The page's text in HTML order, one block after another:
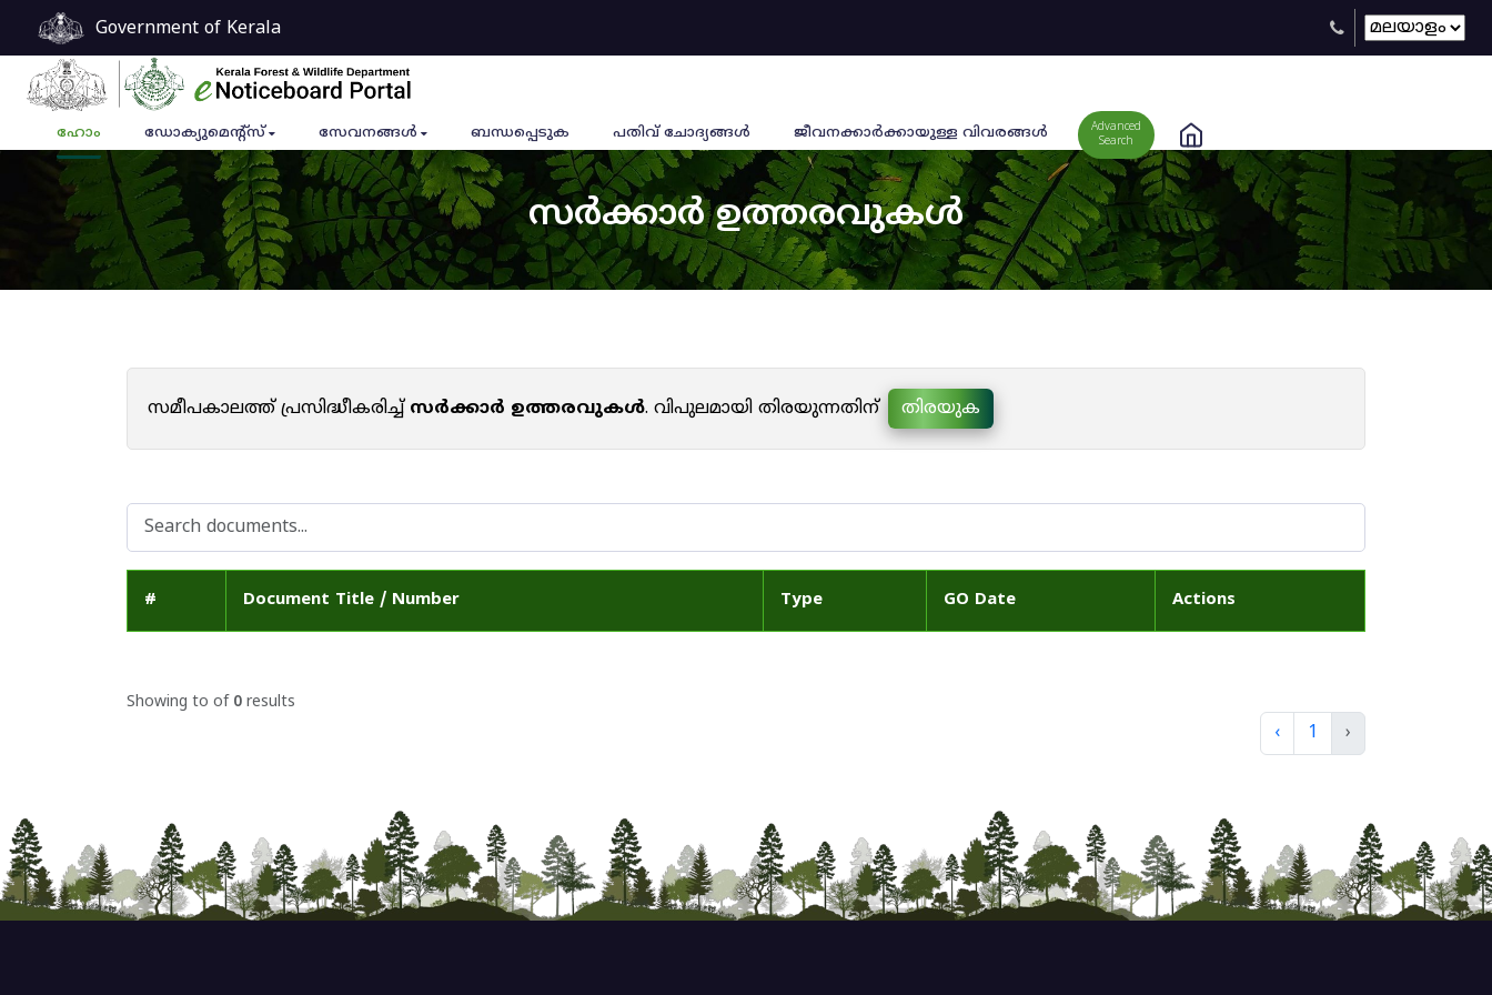
Government of Kerala
ഹോം ഡോക്യുമെൻ്റ്സ് സേവനങ്ങൾ ബന്ധപ്പെടുക പതിവ് ചോദ്യങ്ങൾ ജീവനക്കാര്‍ക്കായുള്ള വിവരങ്ങള്‍
Advanced
Search
സർക്കാർ ഉത്തരവുകൾ
സമീപകാലത്ത് പ്രസിദ്ധീകരിച്ച്സർക്കാർ ഉത്തരവുകൾ. വിപുലമായി തിരയുന്നതിന് തിരയുക
# Document Title / Number Type GO Date Actions
Showing to of 0 results
‹ 1 ›